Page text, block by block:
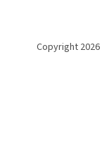
Copyright 2026